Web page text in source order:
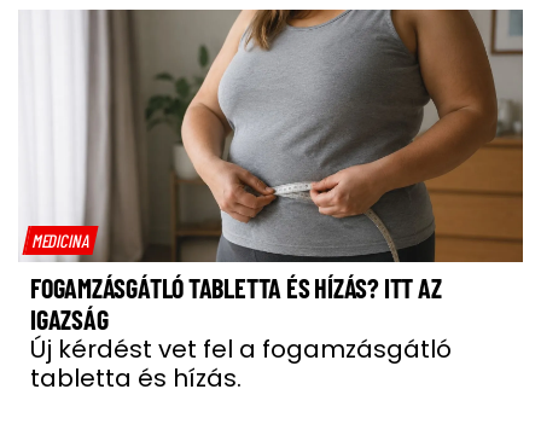
MEDICINA
FOGAMZÁSGÁTLÓ TABLETTA ÉS HÍZÁS? ITT AZ
IGAZSÁG
Új kérdést vet fel a fogamzásgátló
tabletta és hízás.